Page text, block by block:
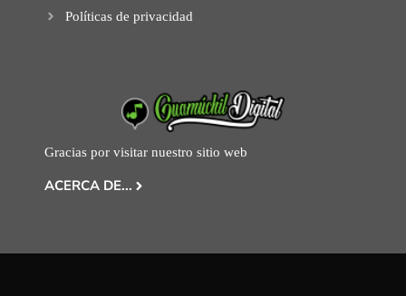
Políticas de privacidad
Gracias por visitar nuestro sitio web
ACERCA DE...